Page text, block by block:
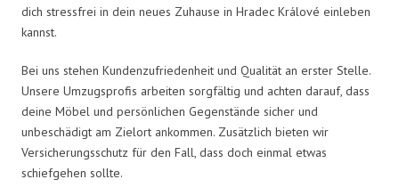
dich stressfrei in dein neues Zuhause in Hradec Králové einleben
kannst.
Bei uns stehen Kundenzufriedenheit und Qualität an erster Stelle.
Unsere Umzugsprofis arbeiten sorgfältig und achten darauf, dass
deine Möbel und persönlichen Gegenstände sicher und
unbeschädigt am Zielort ankommen. Zusätzlich bieten wir
Versicherungsschutz für den Fall, dass doch einmal etwas
schiefgehen sollte.